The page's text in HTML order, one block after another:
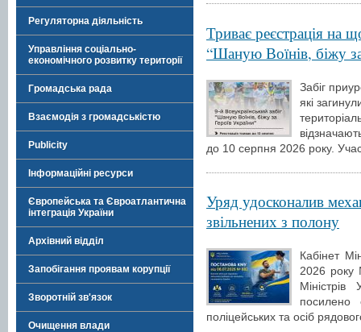
Регуляторна діяльність
Управління соціально-
економічного розвитку території
Громадська рада
Взаємодія з громадськістю
Publicity
Інформаційні ресурси
Європейська та Євроатлантична
інтеграція України
Архівний відділ
Запобігання проявам корупції
Зворотній зв'язок
Очищення влади
Триває реєстрація на
“Шаную Воїнів, біжу
Забіг
які
до 10 серпня 2026 року.
Уряд удосконалив
звільнених з полону
Кабінет
2026 року
посилено
поліцейських та осіб